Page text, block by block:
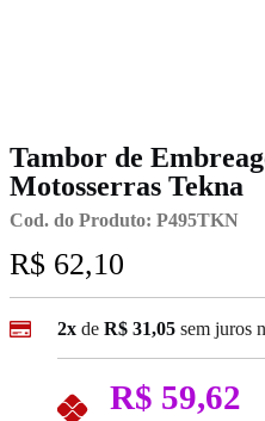
Tambor de
Motosserras Tekna
Cod. do Produto: P495TKN
R$ 62,10
2x de R$ 31,05 sem juros
R$ 59,62